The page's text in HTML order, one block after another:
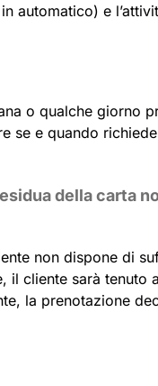
automatico) e
o qualche giorno
se e quando
della carta
non dispone di
il cliente sarà tenuto
la prenotazione